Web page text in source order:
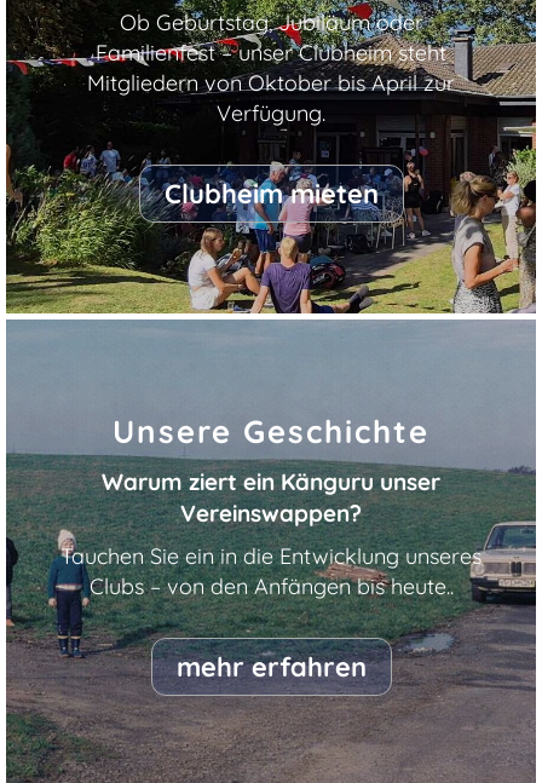
Ob Geburtstag, Jubiläum oder
Familienfest – unser Clubheim steht
Mitgliedern von Oktober bis April zur
Verfügung.
Clubheim mieten
Unsere Geschichte
Warum ziert ein Känguru unser
Vereinswappen?
Tauchen Sie ein in die Entwicklung unseres
Clubs – von den Anfängen bis heute..
mehr erfahren